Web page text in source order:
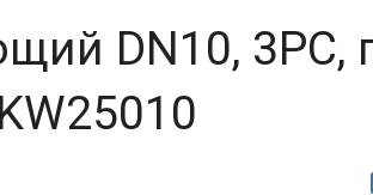
DN10, 3PC,